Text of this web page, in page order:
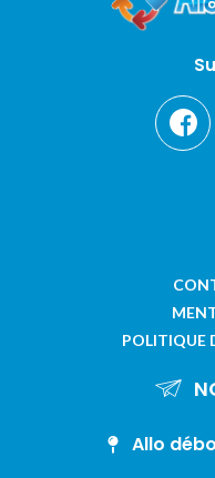
POLITIQUE
Allo